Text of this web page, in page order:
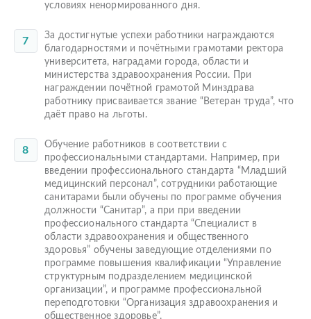
условиях ненормированного дня.
За достигнутые успехи работники награждаются
благодарностями и почётными грамотами ректора
университета, наградами города, области и
министерства здравоохранения России. При
награждении почётной грамотой Минздрава
работнику присваивается звание “Ветеран труда”, что
даёт право на льготы.
Обучение работников в соответствии с
профессиональными стандартами. Например, при
введении профессионального стандарта “Младший
медицинский персонал”, сотрудники работающие
санитарами были обучены по программе обучения
должности “Санитар”, а при при введении
профессионального стандарта “Специалист в
области здравоохранения и общественного
здоровья” обучены заведующие отделениями по
программе повышения квалификации “Управление
структурным подразделением медицинской
организации”, и программе профессиональной
переподготовки “Организация здравоохранения и
общественное здоровье”.